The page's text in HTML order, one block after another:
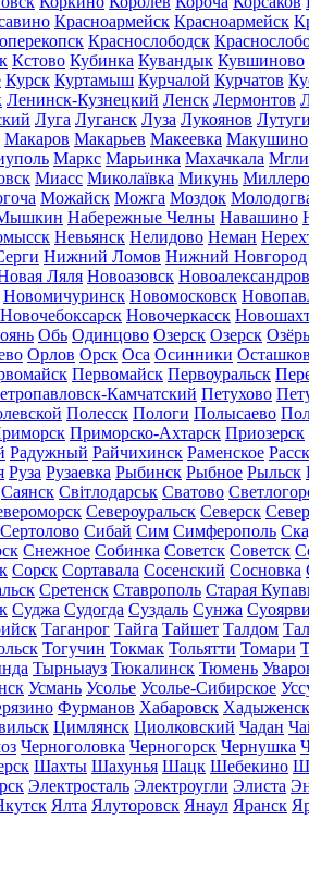
Красноармейск Красноармейск
Краснослободск
Кстово Кубинка Кувандык Кувшиново
Курск Куртамыш Курчалой Курчатов
Ленинск-Кузнецкий Ленск Лермонтов
Луга Луганск Луза Лукоянов
Макаров Макарьев Макеевка Макушино
Маркс Марьинка Махачкала
Миасс Миколаївка Микунь
Можайск Можга Моздок
Набережные Челны Навашино
Невьянск Нелидово Неман
Нижний Ломов Нижний Новгород
Ляля Новоазовск
Новомичуринск Новомосковск
Новочебоксарск Новочеркасск
Обь Одинцово Озерск Озерск
Орлов Орск Оса Осинники Осташков
Первомайск Первоуральск
Камчатский Петухово
Полесск Пологи Полысаево
Приморско-Ахтарск Приозерск
Радужный Райчихинск Раменское
Руза Рузаевка Рыбинск Рыбное Рыльск
Саянск Світлодарськ Сватово
Североуральск Северск
Сертолово Сибай Сим Симферополь
Снежное Собинка Советск Советск
Сорск Сортавала Сосенский Сосновка
Сретенск Ставрополь Старая
Суджа Судогда Суздаль Сунжа Суоярви
Таганрог Тайга Тайшет Талдом
Тогучин Токмак Тольятти Томари
Тырныауз Тюкалинск Тюмень
Усмань Усолье Усолье-Сибирское
Фурманов Хабаровск Хадыженск
Цимлянск Циолковский Чадан
Черноголовка Черногорск Чернушка
Шахты Шахунья Шацк Шебекино
Электросталь Электроугли Элиста
Ялта Ялуторовск Янаул Яранск